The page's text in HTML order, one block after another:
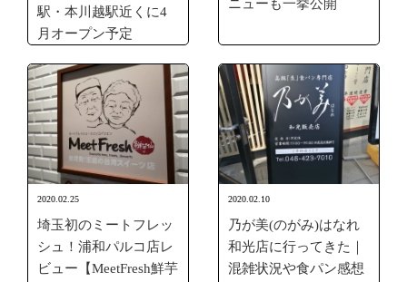
駅・本川越駅近くに4
月オープン予定
ニューも一挙公開
2020.02.25
埼玉初のミートフレッ
シュ！浦和パルコ店レ
ビュー【MeetFresh鮮芋
2020.02.10
乃が美(のがみ)はなれ
和光店に行ってきた｜
混雑状況や食パン感想